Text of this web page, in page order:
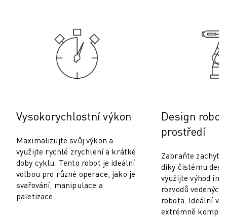
DRÁTOVÉ ELEKTROEROZIVNÍ OBRÁBĚNÍ ROBOCUT
ROBOCUT HARDWARE
ROBOCUT SOFTWARE
PREVENTIVNÍ ÚDRŽBA ROBOCUT
CHYTRÁ TOVÁRNÍ ŘEŠENÍ
CHYTRÁ TOVÁRNÍ ŘEŠENÍ PRO ZVÝŠENÍ EFEKTIVITY VÝROBY (IOT)
REGISTRACE PRODUKTU " PORTÁL FANUC
PŘÍPADOVÉ STUDIE
ŘEŠENÍ
ODVĚTVÍ
ODVĚTVÍ
Vysokorychlostní výkon
Maximalizujte svůj výkon a
využijte rychlé zrychlení a krátké
doby cyklu. Tento robot je ideální
volbou pro různé operace, jako je
svařování, manipulace a
paletizace.
Design
prostředí
Zabraňte
díky čistému
využijte výhod
rozvodů
robota. Ideální
extrémně